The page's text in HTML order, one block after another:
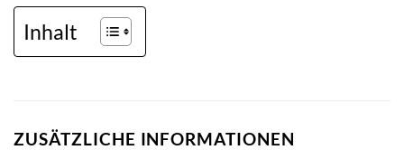
Inhalt
ZUSÄTZLICHE INFORMATIONEN